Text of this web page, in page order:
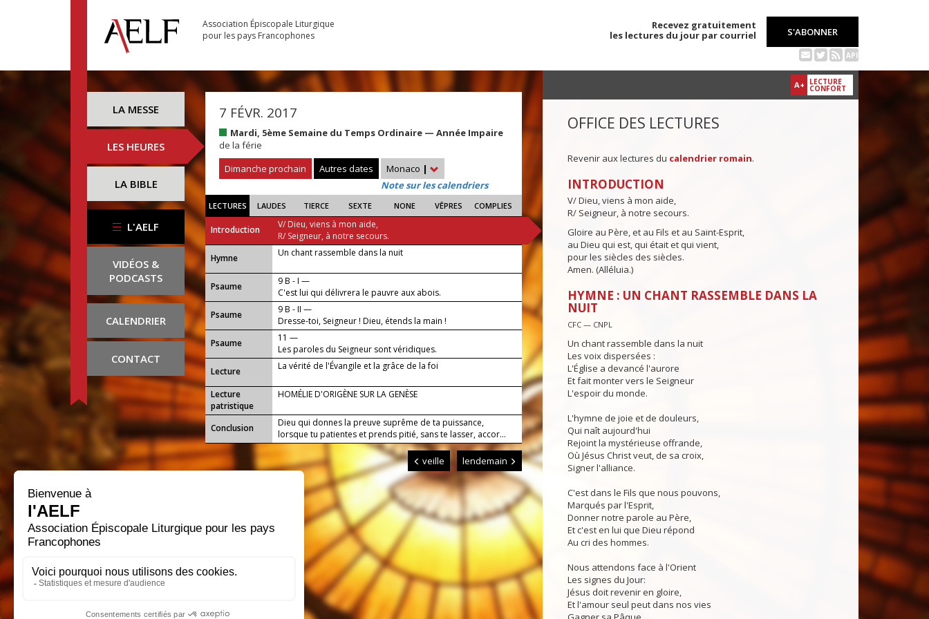
Association Épiscopale Liturgique
pour les pays Francophones
Recevez gratuitement
les lectures du jour par courriel
S'ABONNER
API
LA MESSE
LES HEURES
LA BIBLE
L'AELF
VIDÉOS &
PODCASTS
CALENDRIER
CONTACT
7 FÉVR. 2017
Mardi, 5ème Semaine du Temps Ordinaire — Année Impaire
de la férie
Dimanche prochain
Autres dates Monaco |
Note sur les calendriers
LECTURES LAUDES TIERCE SEXTE NONE VÊPRES COMPLIES
Introduction
V/ Dieu, viens à mon aide,
R/ Seigneur, à notre secours.
...
Hymne Un chant rassemble dans la nuit
Psaume
9 B - I —
C'est lui qui délivrera le pauvre aux abois.
Psaume
9 B - II —
Dresse-toi, Seigneur ! Dieu, étends la main !
Psaume
11 —
Les paroles du Seigneur sont véridiques.
Lecture
La vérité de l'Évangile et la grâce de la foi
Lecture
patristique
HOMÉLIE D'ORIGÈNE SUR LA GENÈSE
Conclusion
Dieu qui donnes la preuve suprême de ta puissance,
lorsque tu patientes et prends pitié, sans te lasser, accor...
veille lendemain
A+ LECTURE
CONFORT
OFFICE DES LECTURES
Revenir aux lectures du calendrier romain.
INTRODUCTION
V/ Dieu, viens à mon aide,
R/ Seigneur, à notre secours.
Gloire au Père, et au Fils et au Saint-Esprit,
au Dieu qui est, qui était et qui vient,
pour les siècles des siècles.
Amen. (Alléluia.)
HYMNE : UN CHANT RASSEMBLE DANS LA
NUIT
CFC — CNPL
Un chant rassemble dans la nuit
Les voix dispersées :
L'Église a devancé l'aurore
Et fait monter vers le Seigneur
L'espoir du monde.
L'hymne de joie et de douleurs,
Qui naît aujourd'hui
Rejoint la mystérieuse offrande,
Où Jésus Christ veut, de sa croix,
Signer l'alliance.
C'est dans le Fils que nous pouvons,
Marqués par l'Esprit,
Donner notre parole au Père,
Et c'est en lui que Dieu répond
Au cri des hommes.
Nous attendons face à l'Orient
Les signes du Jour:
Jésus doit revenir en gloire,
Et l'amour seul peut dans nos vies